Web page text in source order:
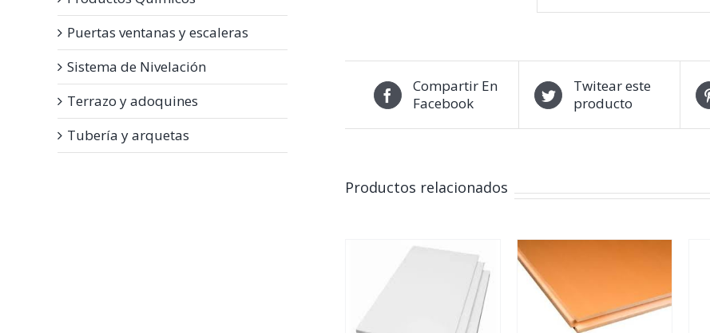
Compartir En
Facebook
Twitear este
producto
Productos relacionados
DETALLES
Puertas ventanas y escaleras
Sistema de Nivelación
Terrazo y adoquines
Tubería y arquetas